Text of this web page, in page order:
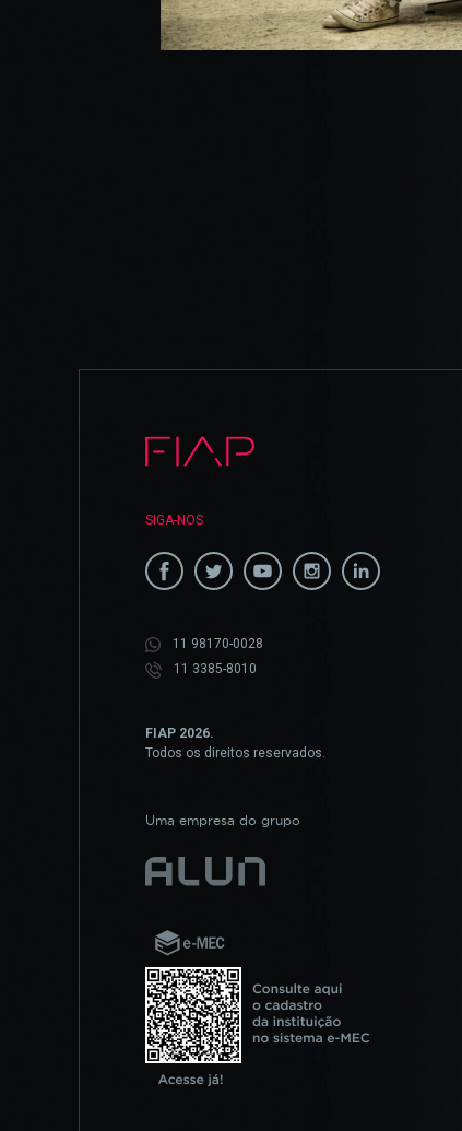
SIGA-NOS
11 98170-0028
11 3385-8010
FIAP 2026.
Todos os direitos reservados.
Uma empresa do grupo